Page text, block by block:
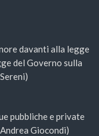
davanti alla legge
del Governo sulla
pubbliche e private
Giocondi)